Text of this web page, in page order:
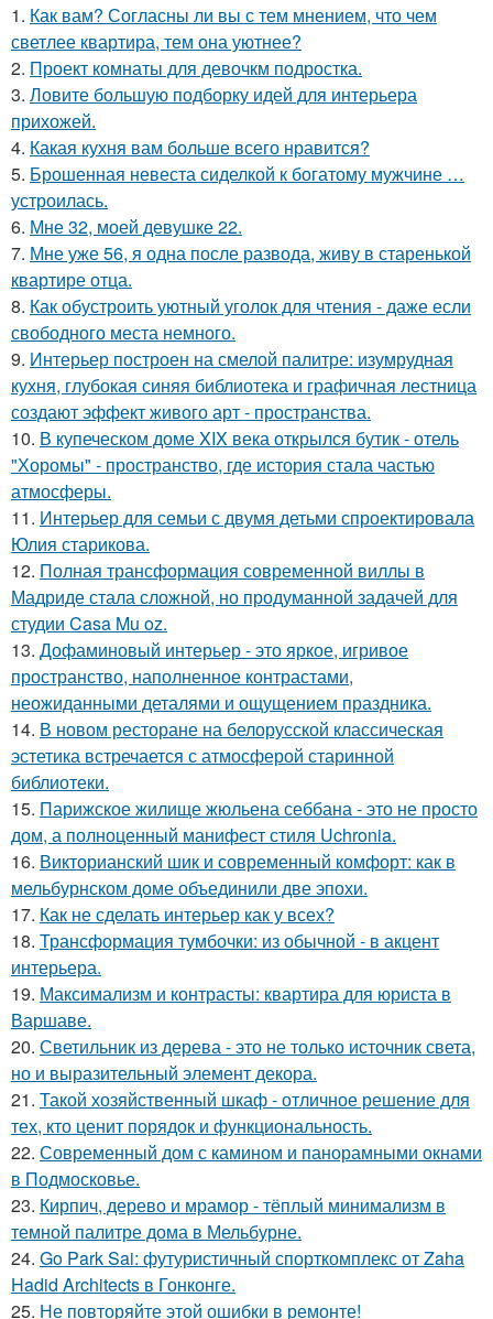
1. Как вам? Согласны ли вы с тем мнением, что чем
светлее квартира, тем она уютнее?
2. Проект комнаты для девочкм подростка.
3. Ловите большую подборку идей для интерьера
прихожей.
4. Какая кухня вам больше всего нравится?
5. Брошенная невеста сиделкой к богатому мужчине …
устроилась.
6. Мне 32, моей девушке 22.
7. Мне уже 56, я одна после развода, живу в старенькой
квартире отца.
8. Как обустроить уютный уголок для чтения - даже если
свободного места немного.
9. Интерьер построен на смелой палитре: изумрудная
кухня, глубокая синяя библиотека и графичная лестница
создают эффект живого арт - пространства.
10. В купеческом доме XIX века открылся бутик - отель
"Хоромы" - пространство, где история стала частью
атмосферы.
11. Интерьер для семьи с двумя детьми спроектировала
Юлия старикова.
12. Полная трансформация современной виллы в
Мадриде стала сложной, но продуманной задачей для
студии Casa Mu oz.
13. Дофаминовый интерьер - это яркое, игривое
пространство, наполненное контрастами,
неожиданными деталями и ощущением праздника.
14. В новом ресторане на белорусской классическая
эстетика встречается с атмосферой старинной
библиотеки.
15. Парижское жилище жюльена себбана - это не просто
дом, а полноценный манифест стиля Uchronia.
16. Викторианский шик и современный комфорт: как в
мельбурнском доме объединили две эпохи.
17. Как не сделать интерьер как у всех?
18. Трансформация тумбочки: из обычной - в акцент
интерьера.
19. Максимализм и контрасты: квартира для юриста в
Варшаве.
20. Светильник из дерева - это не только источник света,
но и выразительный элемент декора.
21. Такой хозяйственный шкаф - отличное решение для
тех, кто ценит порядок и функциональность.
22. Современный дом с камином и панорамными окнами
в Подмосковье.
23. Кирпич, дерево и мрамор - тёплый минимализм в
темной палитре дома в Мельбурне.
24. Go Park Sai: футуристичный спорткомплекс от Zaha
Hadid Architects в Гонконге.
25. Не повторяйте этой ошибки в ремонте!